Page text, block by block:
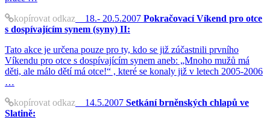
kopírovat odkaz 18.- 20.5.2007 Pokračovací Víkend pro otce
s dospívajícím synem (syny) II:
Tato akce je určena pouze pro ty, kdo se již zúčastnili prvního
Víkendu pro otce s dospívajícím synem aneb: „Mnoho mužů má
děti, ale málo dětí má otce!“ , které se konaly již v letech 2005-2006
…
kopírovat odkaz 14.5.2007 Setkání brněnských chlapů ve
Slatině: